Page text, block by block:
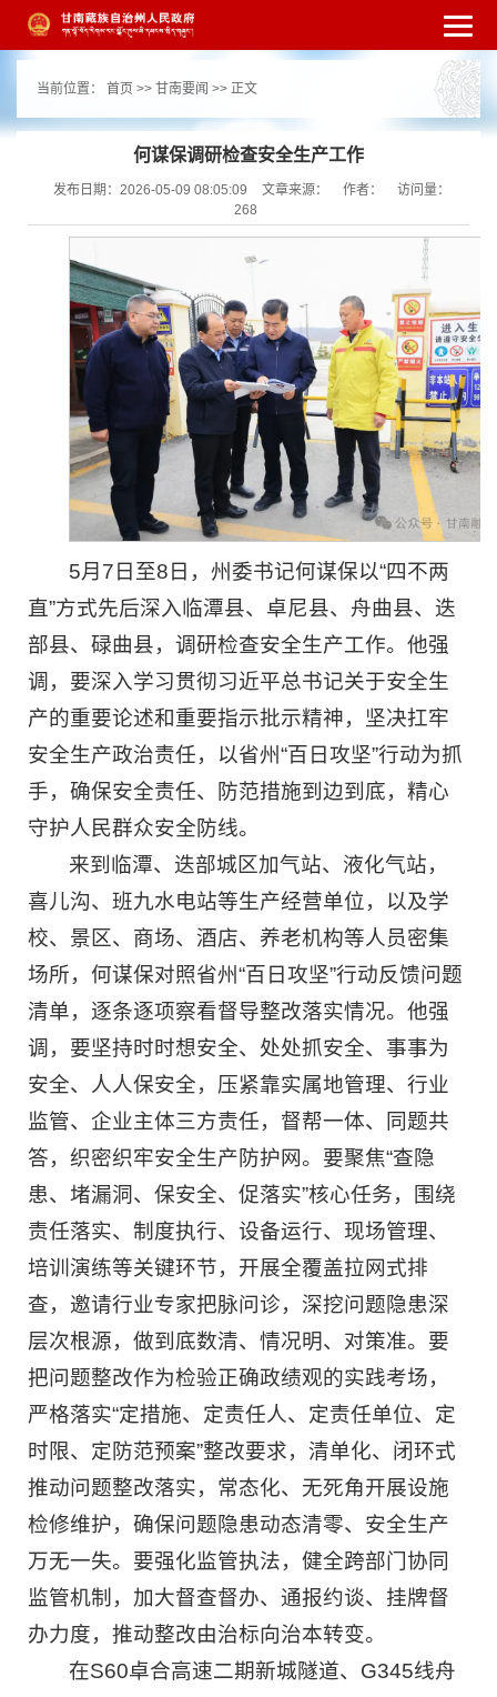
网站无障
碍 打开适老化模式 登录
当前位置： 首页 >> 甘南要闻 >> 正文
何谋保调研检查安全生产工作
发布日期：2026-05-09 08:05:09 文章来源： 作者：
访问量：
268
5月7日至8日，州委书记何谋保以“四不两
直”方式先后深入临潭县、卓尼县、舟曲县、迭
部县、碌曲县，调研检查安全生产工作。他强
调，要深入学习贯彻习近平总书记关于安全生
产的重要论述和重要指示批示精神，坚决扛牢
安全生产政治责任，以省州“百日攻坚”行动为抓
手，确保安全责任、防范措施到边到底，精心
守护人民群众安全防线。
来到临潭、迭部城区加气站、液化气站，
喜儿沟、班九水电站等生产经营单位，以及学
校、景区、商场、酒店、养老机构等人员密集
场所，何谋保对照省州“百日攻坚”行动反馈问题
清单，逐条逐项察看督导整改落实情况。他强
调，要坚持时时想安全、处处抓安全、事事为
安全、人人保安全，压紧靠实属地管理、行业
监管、企业主体三方责任，督帮一体、同题共
答，织密织牢安全生产防护网。要聚焦“查隐
患、堵漏洞、保安全、促落实”核心任务，围绕
责任落实、制度执行、设备运行、现场管理、
培训演练等关键环节，开展全覆盖拉网式排
查，邀请行业专家把脉问诊，深挖问题隐患深
层次根源，做到底数清、情况明、对策准。要
把问题整改作为检验正确政绩观的实践考场，
严格落实“定措施、定责任人、定责任单位、定
时限、定防范预案”整改要求，清单化、闭环式
推动问题整改落实，常态化、无死角开展设施
检修维护，确保问题隐患动态清零、安全生产
万无一失。要强化监管执法，健全跨部门协同
监管机制，加大督查督办、通报约谈、挂牌督
办力度，推动整改由治标向治本转变。
在S60卓合高速二期新城隧道、G345线舟